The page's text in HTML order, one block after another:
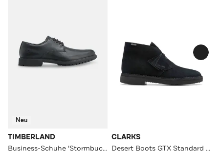
Neu
TIMBERLAND
Business-Schuhe 'Stormbucks' schwarz
CLARKS
Desert Boots GTX Standard Fit